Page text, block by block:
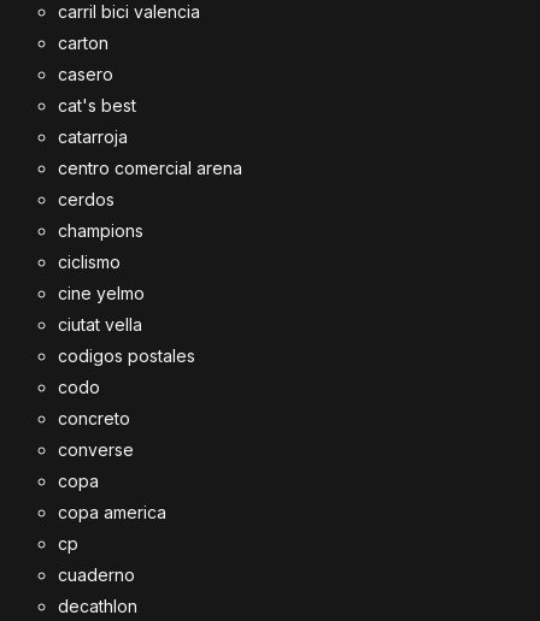
carril bici valencia
carton
casero
cat's best
catarroja
centro comercial arena
cerdos
champions
ciclismo
cine yelmo
ciutat vella
codigos postales
codo
concreto
converse
copa
copa america
cp
cuaderno
decathlon